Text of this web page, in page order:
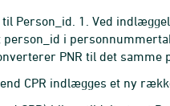
Person_id. 1. Ved
i
PNR til det samme
CPR indlægges et ny